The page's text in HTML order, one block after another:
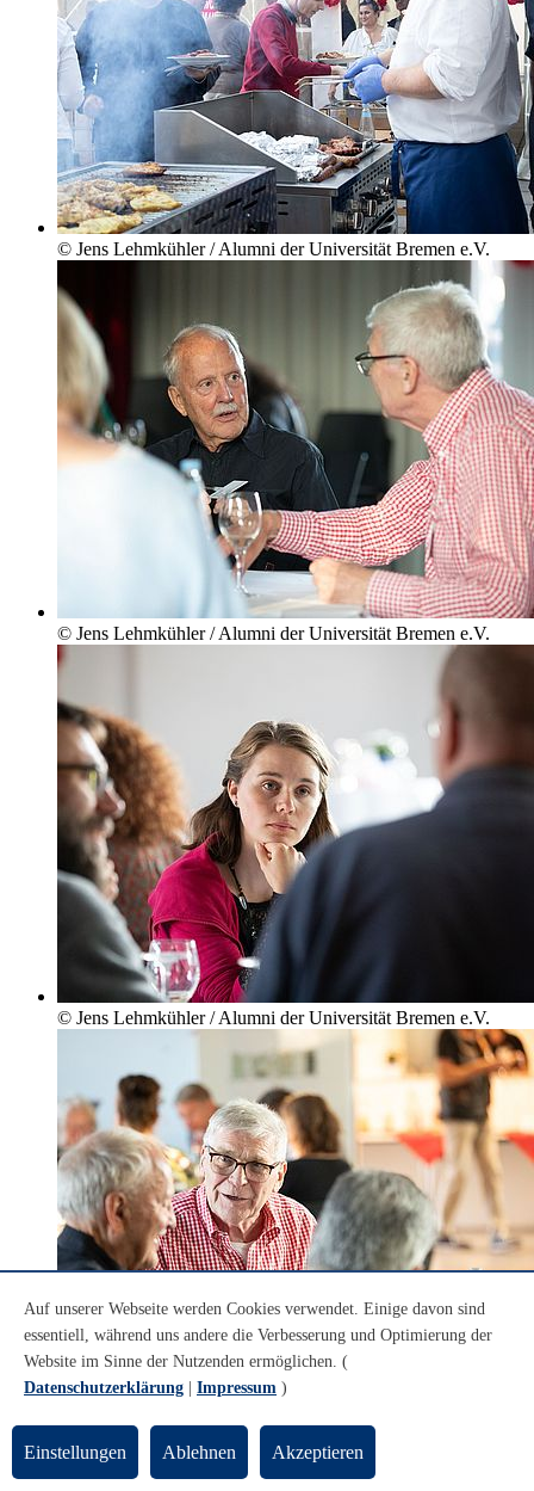
© Jens Lehmkühler / Alumni der Universität Bremen e.V.
© Jens Lehmkühler / Alumni der Universität Bremen e.V.
© Jens Lehmkühler / Alumni der Universität Bremen e.V.
© Jens Lehmkühler / Alumni der Universität Bremen e.V.
Auf unserer Webseite werden Cookies verwendet. Einige davon sind
essentiell, während uns andere die Verbesserung und Optimierung der
Website im Sinne der Nutzenden ermöglichen. (
Datenschutzerklärung
Impressum )
Einstellungen Ablehnen Akzeptieren